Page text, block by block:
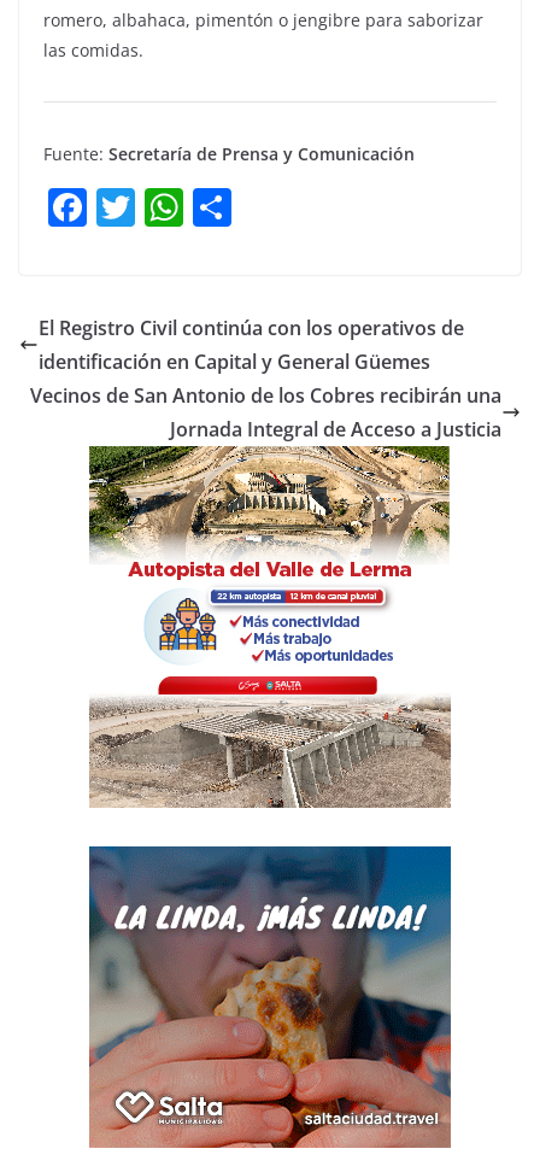
romero, albahaca, pimentón o jengibre para saborizar
las comidas.
Fuente: Secretaría de Prensa y Comunicación
F
e
b
o
o
k
T
er
W
s
A
p
p
p
ar
tir
El Registro Civil continúa con los operativos de
identificación en Capital y General Güemes
Vecinos de San Antonio de los Cobres recibirán una
Jornada Integral de Acceso a Justicia